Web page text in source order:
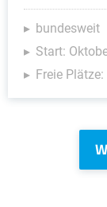
bundesweit
Start:
Freie Plätze: